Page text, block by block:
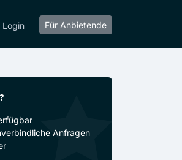
Login Für Anbietende
Anfragen